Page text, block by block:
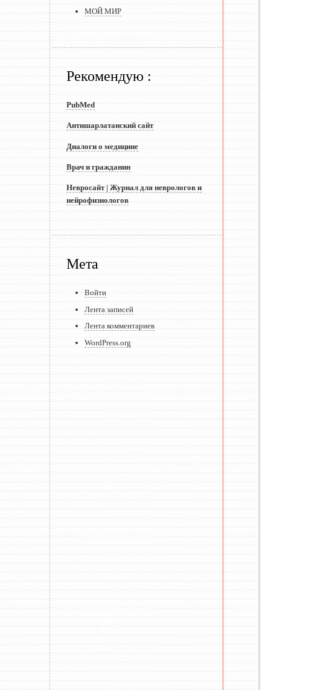
МОЙ МИР
Рекомендую :
PubMed
Антишарлатанский сайт
Диалоги о медицине
Врач и гражданин
Невросайт | Журнал для неврологов и
нейрофизиологов
Мета
Войти
Лента записей
Лента комментариев
WordPress.org